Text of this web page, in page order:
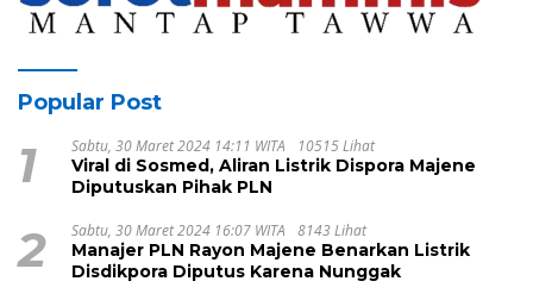
Popular Post
1 Sabtu, 30 Maret 2024 14:11 WITA 10515 Lihat
Viral di Sosmed, Aliran Listrik Dispora Majene
Diputuskan Pihak PLN
2 Sabtu, 30 Maret 2024 16:07 WITA 8143 Lihat
Manajer PLN Rayon Majene Benarkan Listrik
Disdikpora Diputus Karena Nunggak